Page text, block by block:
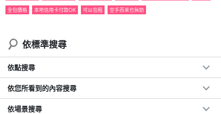
附免費相片資料
包括免費租借觀光器材
◆ 參加日期。前一天 18:00 前無需支付取消費用
★夏の特別SALE【西表島】当日予約OK☆夕焼け空に
うっとり黄昏…世界遺産西表島の大自然でサンセット
全包價格
本地信用卡付款OK 可以包租 空手而來也無妨
依標準搜尋
依點搜尋
依您所看到的內容搜尋
依場景搜尋